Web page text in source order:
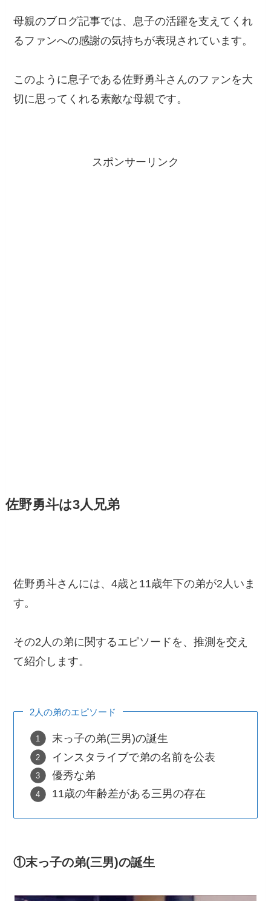
母親のブログ記事では、息子の活躍を支えてくれ
るファンへの感謝の気持ちが表現されています。
このように息子である佐野勇斗さんのファンを大
切に思ってくれる素敵な母親です。
スポンサーリンク
佐野勇斗は3人兄弟
佐野勇斗さんには、4歳と11歳年下の弟が2人いま
す。
その2人の弟に関するエピソードを、推測を交え
て紹介します。
2人の弟のエピソード
末っ子の弟(三男)の誕生
インスタライブで弟の名前を公表
優秀な弟
11歳の年齢差がある三男の存在
①末っ子の弟(三男)の誕生